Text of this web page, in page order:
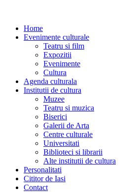
Home
Evenimente culturale
Teatru si film
Expozitii
Evenimente
Cultura
Agenda culturala
Institutii de cultura
Muzee
Teatru si muzica
Biserici
Galerii de Arta
Centre culturale
Universitati
Biblioteci si librarii
Alte institutii de cultura
Personalitati
Cititor de Iasi
Contact